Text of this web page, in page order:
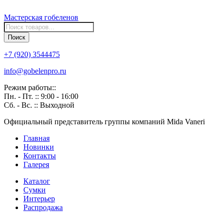
Мастерская гобеленов
Поиск
товаров
Поиск
+7 (920) 3544475
info@gobelenpro.ru
Режим работы::
Пн. - Пт. :: 9:00 - 16:00
Сб. - Вс. :: Выходной
Официальный представитель группы компаний Mida Vaneri
Главная
Новинки
Контакты
Галерея
Каталог
Сумки
Интерьер
Распродажа